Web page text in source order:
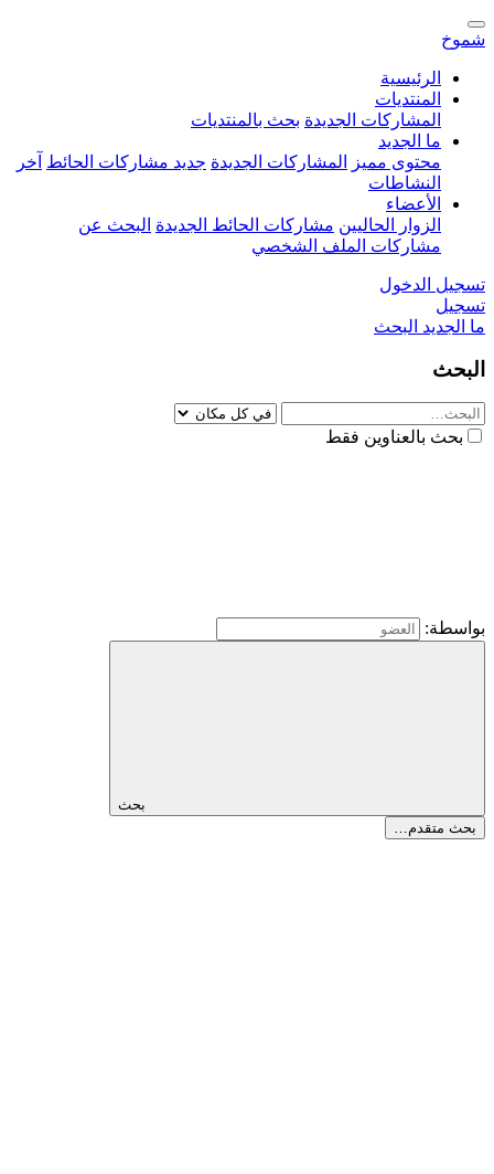
شموخ
الرئيسية
المنتديات
المشاركات الجديدة بحث بالمنتديات
ما الجديد
محتوى مميز
المشاركات الجديدة جديد مشاركات الحائط آخر
النشاطات
الأعضاء
الزوار الحاليين مشاركات الحائط الجديدة البحث عن
مشاركات الملف الشخصي
تسجيل الدخول
تسجيل
ما الجديد البحث
البحث
بحث بالعناوين فقط
بواسطة:
بحث
بحث متقدم…